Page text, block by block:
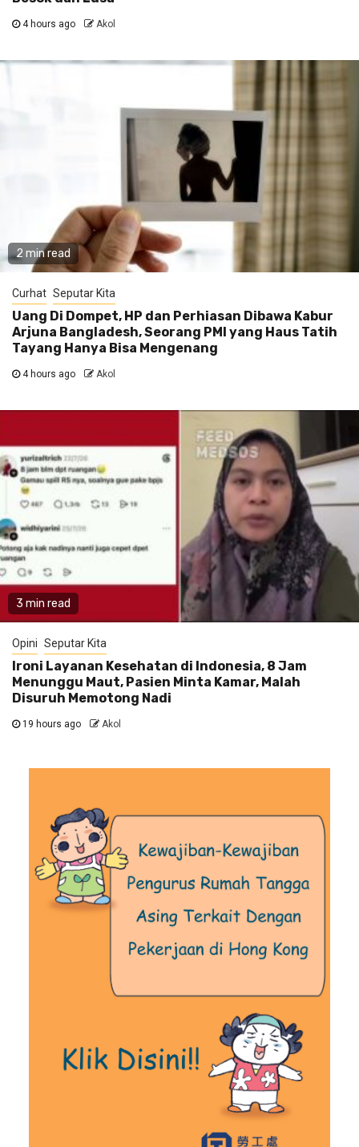
4 hours ago Akol
2 min read
Curhat Seputar Kita
Uang Di Dompet, HP dan Perhiasan Dibawa Kabur
Arjuna Bangladesh, Seorang PMI yang Haus Tatih
Tayang Hanya Bisa Mengenang
4 hours ago Akol
3 min read
Opini Seputar Kita
Ironi Layanan Kesehatan di Indonesia, 8 Jam
Menunggu Maut, Pasien Minta Kamar, Malah
Disuruh Memotong Nadi
19 hours ago Akol